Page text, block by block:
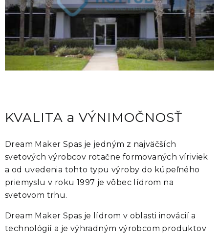
KVALITA a VÝNIMOČNOSŤ
Dream Maker Spas je jedným z najväčších
svetových výrobcov rotačne formovaných víriviek
a od uvedenia tohto typu výroby do kúpeľného
priemyslu v roku 1997 je vôbec lídrom na
svetovom trhu.
Dream Maker Spas je lídrom v oblasti inovácií a
technológií a je výhradným výrobcom produktov